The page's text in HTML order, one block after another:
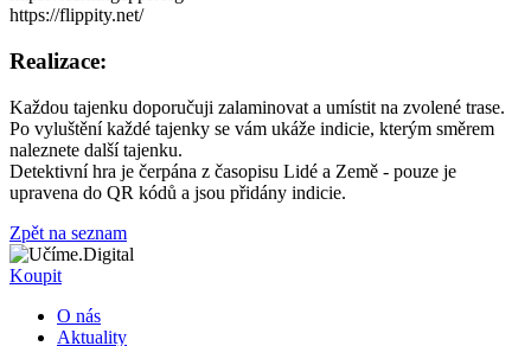
https://flippity.net/
Realizace:
Každou tajenku doporučuji zalaminovat a umístit na zvolené trase.
Po vyluštění každé tajenky se vám ukáže indicie, kterým směrem
naleznete další tajenku.
Detektivní hra je čerpána z časopisu Lidé a Země - pouze je
upravena do QR kódů a jsou přidány indicie.
Zpět na seznam
Koupit
O nás
Aktuality